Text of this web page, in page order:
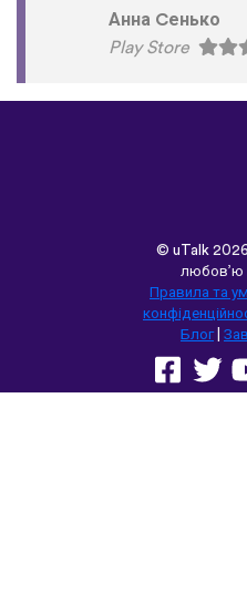
Анна Cенько
Play Store
© uTalk
любов’ю
Правила та
Блог|